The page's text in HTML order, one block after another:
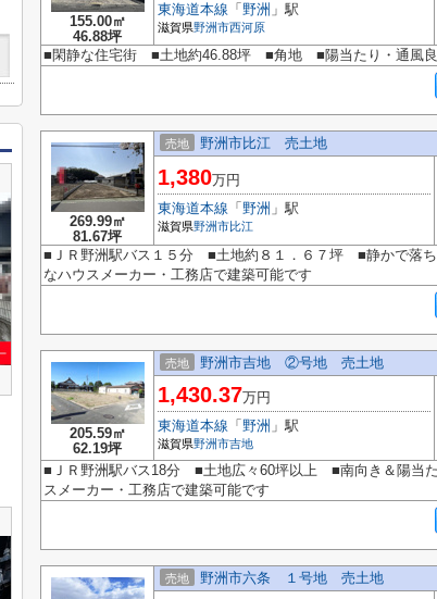
155.00㎡
46.88坪
東海道本線 「 野洲 」駅
滋賀県野洲市西河原
■閑静な住宅街 ■土地約46.88坪 ■角地 ■陽当たり・通風
269.99㎡
81.67坪
売地 野洲市比江 売土地
1,380万円
東海道本線 「 野洲 」駅
滋賀県野洲市比江
■ＪＲ野洲駅バス１５分 ■土地約８１．６７坪 ■静かで落
なハウスメーカー・工務店で建築可能です
205.59㎡
62.19坪
売地 野洲市吉地 ②号地 売土地
1,430.37万円
東海道本線 「 野洲 」駅
滋賀県野洲市吉地
■ＪＲ野洲駅バス18分 ■土地広々60坪以上 ■南向き＆陽当
スメーカー・工務店で建築可能です
売地 野洲市六条 １号地 売土地